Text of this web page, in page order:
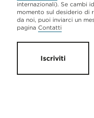
internazionali). Se cambi
momento sul desiderio di
da noi, puoi inviarci un
pagina Contatti
Iscriviti